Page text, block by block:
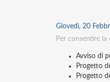
Giovedì, 20
Per consentire
Avviso di
Progetto
Progetto